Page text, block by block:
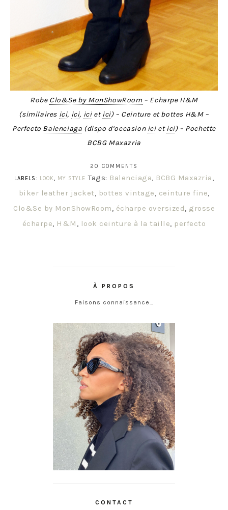
Robe Clo&Se by MonShowRoom – Echarpe H&M
(similaires ici, ici, icietici) – Ceinture et bottes H&M –
Perfecto Balenciaga (dispo d’occasion icietici) – Pochette
BCBG Maxazria
20 COMMENTS
LABELS: LOOK MY STYLE Tags: Balenciaga BCBG Maxazria
biker leather jacket
bottes vintage ceinture fine
Clo&Se by MonShowRoom
écharpe oversized
grosse
écharpe
H&M look ceinture à la taille perfecto
À PROPOS
Faisons connaissance…
CONTACT